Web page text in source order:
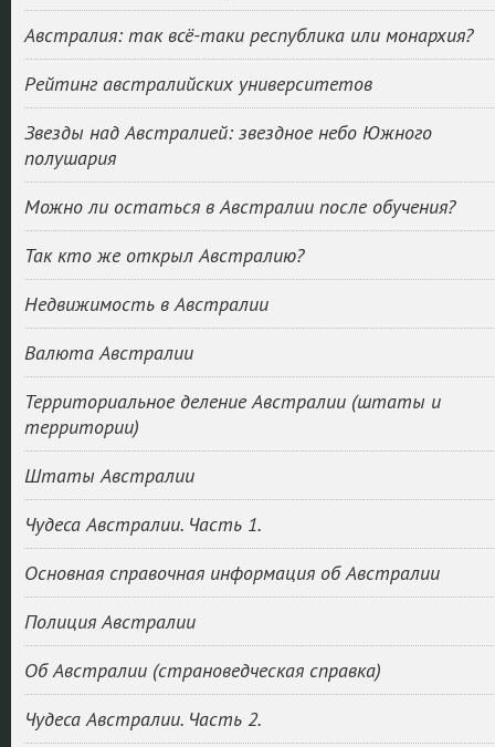
Австралия: так всё-таки республика или монархия?
Рейтинг австралийских университетов
Звезды над Австралией: звездное небо Южного
полушария
Можно ли остаться в Австралии после обучения?
Так кто же открыл Австралию?
Недвижимость в Австралии
Валюта Австралии
Территориальное деление Австралии (штаты и
территории)
Штаты Австралии
Чудеса Австралии. Часть 1.
Основная справочная информация об Австралии
Полиция Австралии
Об Австралии (страноведческая справка)
Чудеса Австралии. Часть 2.